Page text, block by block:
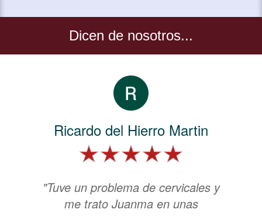
Dicen de nosotros...
Ricardo del Hierro Martin
"Tuve un problema de cervicales y
me trato Juanma en unas